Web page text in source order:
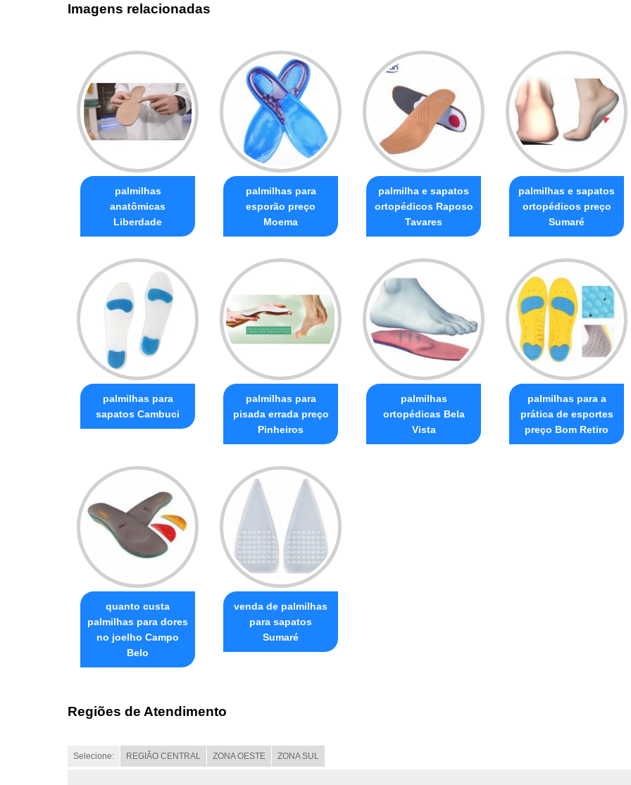
Imagens relacionadas
palmilhas
anatômicas
Liberdade
palmilhas para
esporão preço
Moema
palmilha e sapatos
ortopédicos Raposo
Tavares
palmilhas e sapatos
ortopédicos preço
Sumaré
palmilhas para
sapatos Cambuci
palmilhas para
pisada errada preço
Pinheiros
palmilhas
ortopédicas Bela
Vista
palmilhas para a
prática de esportes
preço Bom Retiro
quanto custa
palmilhas para dores
no joelho Campo
Belo
venda de palmilhas
para sapatos
Sumaré
Regiões de Atendimento
Selecione: REGIÃO CENTRAL ZONA OESTE ZONA SUL